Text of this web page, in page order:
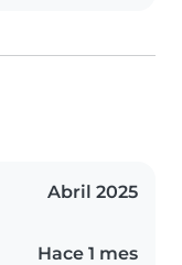
Abril 2025
Hace 1 mes